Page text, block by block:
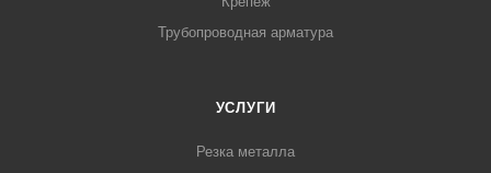
Трубопроводная арматура
УСЛУГИ
Резка металла